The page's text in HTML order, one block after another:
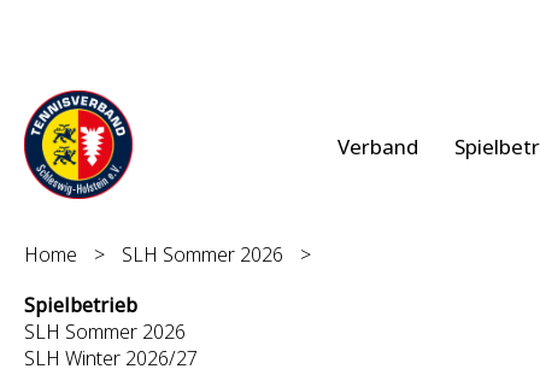
Verband
Home > SLH Sommer 2026
>
Spielbetrieb
SLH Sommer 2026
SLH Winter 2026/27